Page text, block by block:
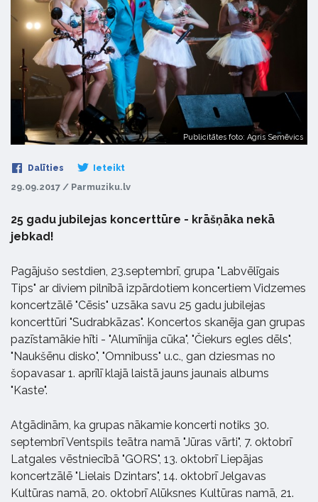
Publicitātes foto: Agris Semēvics
Dalīties Ieteikt
29.09.2017 / Parmuziku.lv
25 gadu jubilejas koncerttūre - krāšņāka nekā
jebkad!
Pagājušo sestdien, 23.septembrī, grupa "Labvēlīgais
Tips" ar diviem pilnībā izpārdotiem koncertiem Vidzemes
koncertzālē "Cēsis" uzsāka savu 25 gadu jubilejas
koncerttūri "Sudrabkāzas". Koncertos skanēja gan grupas
pazīstamākie hīti - "Alumīnija cūka", "Čiekurs egles dēls",
"Naukšēnu disko", "Omnibuss" u.c., gan dziesmas no
šopavasar 1. aprīlī klajā laistā jauns jaunais albums
"Kaste".
Atgādinām, ka grupas nākamie koncerti notiks 30.
septembrī Ventspils teātra namā "Jūras vārti", 7. oktobrī
Latgales vēstniecībā "GORS", 13. oktobrī Liepājas
koncertzālē "Lielais Dzintars", 14. oktobrī Jelgavas
Kultūras namā, 20. oktobrī Alūksnes Kultūras namā, 21.